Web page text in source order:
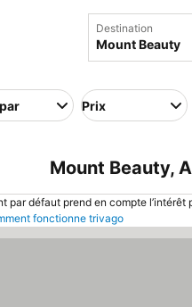
Destination
Prix
Mount Beauty,
par défaut prend en compte
fonctionne trivago